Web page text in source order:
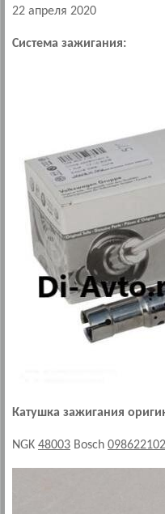
22 апреля 2020
Система зажигания:
Катушка зажигания
NGK 48003 Bosch